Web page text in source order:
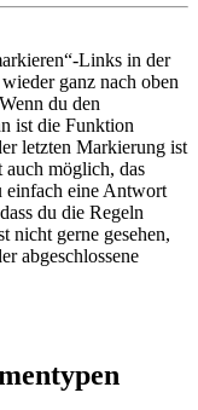
Links in der
ganz nach oben
du den
ist die Funktion
letzten Markierung ist
auch möglich, das
einfach eine Antwort
du die Regeln
nicht gerne gesehen,
abgeschlossene